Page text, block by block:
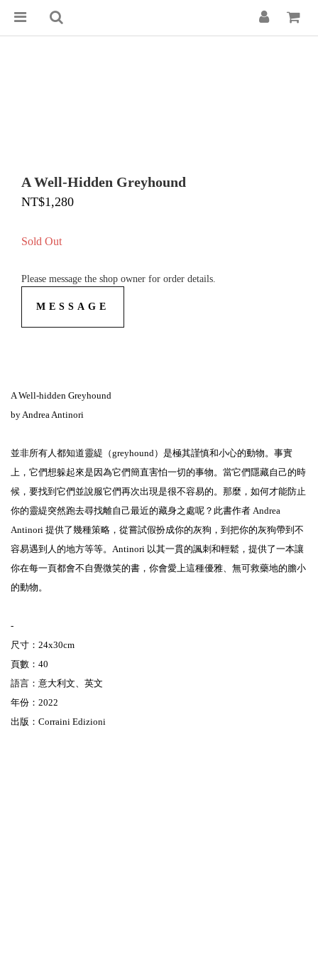
A Well-Hidden Greyhound
NT$1,280
Sold Out
Please message the shop owner for order details.
MESSAGE
A Well-hidden Greyhound
by Andrea Antinori
並非所有人都知道靈緹（greyhound）是極其謹慎和小心的動物。事實
上，它們想躲起來是因為它們簡直害怕一切的事物。當它們隱藏自己的時
候，要找到它們並說服它們再次出現是很不容易的。那麼，如何才能防止
你的靈緹突然跑去尋找離自己最近的藏身之處呢？此書作者 Andrea
Antinori 提供了幾種策略，從嘗試假扮成你的灰狗，到把你的灰狗帶到不
容易遇到人的地方等等。Antinori 以其一貫的諷刺和輕鬆，提供了一本讓
你在每一頁都會不自覺微笑的書，你會愛上這種優雅、無可救藥地的膽小
的動物。
-
尺寸：24x30cm
頁數：40
語言：意大利文、英文
年份：2022
出版：Corraini Edizioni